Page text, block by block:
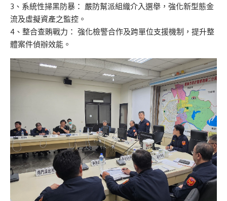
3、系統性掃黑防暴： 嚴防幫派組織介入選舉，強化新型態金
流及虛擬資產之監控。
4、整合查賄戰力： 強化檢警合作及跨單位支援機制，提升整
體案件偵辦效能。